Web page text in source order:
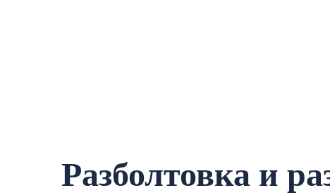
Разболтовка и